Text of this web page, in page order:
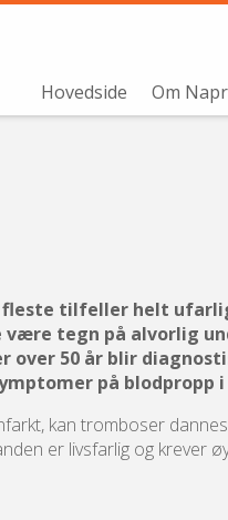
Hovedside Om
fleste tilfeller helt
tegn på alvorlig
over 50 år blir
på blodpropp
kan tromboser
er livsfarlig og krever